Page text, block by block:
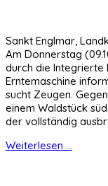
Sankt Englmar,
Am Donnerstag
durch die Integrierte
Erntemaschine
sucht Zeugen.
einem Waldstück
der vollständig
Weiterlesen ...